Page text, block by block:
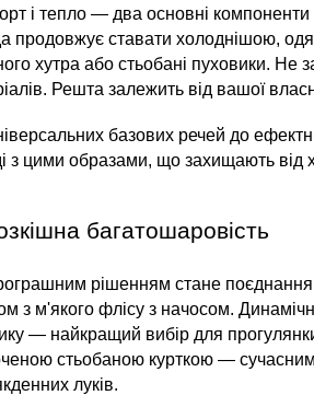
і тепло — два основні компоненти
продовжує ставати холоднішою,
хутра або стьобані пуховики. Не
Решта залежить від вашої
базових речей до
з цими образами, що захищають від
багатошаровість
рішенням стане поєднання
з м'якого флісу з начосом.
— найкращий вибір для
стьобаною курткою —
луків.